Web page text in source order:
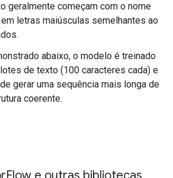
geralmente começam com o nome
letras maiúsculas semelhantes ao
abaixo, o modelo é treinado
de texto (100 caracteres cada) e
gerar uma sequência mais longa de
coerente.